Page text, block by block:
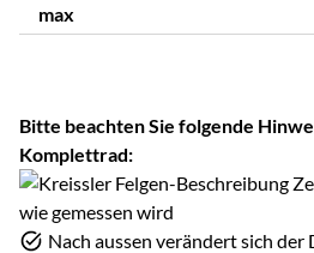
max
Bitte beachten Sie folgende
Komplettrad:
Nach aussen verändert sich der